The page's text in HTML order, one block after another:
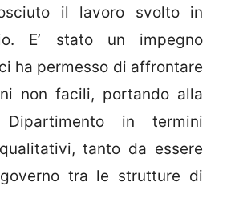
il lavoro svolto in
E’ stato un impegno
ha permesso di affrontare
non facili, portando alla
in termini
tanto da essere
tra le strutture di